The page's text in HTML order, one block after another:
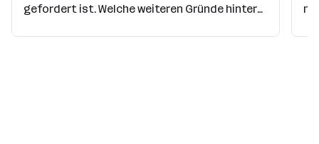
gefordert ist. Welche weiteren Gründe hinter